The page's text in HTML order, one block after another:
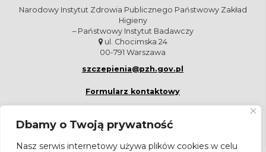
Dbamy o Twoją prywatność
Nasz serwis internetowy używa plików cookies w celu
Narodowy Instytut Zdrowia Publicznego Państwowy Zakład
Higieny
– Państwowy Instytut Badawczy
ul. Chocimska 24
00-791 Warszawa
szczepienia@pzh.gov.pl
Formularz kontaktowy